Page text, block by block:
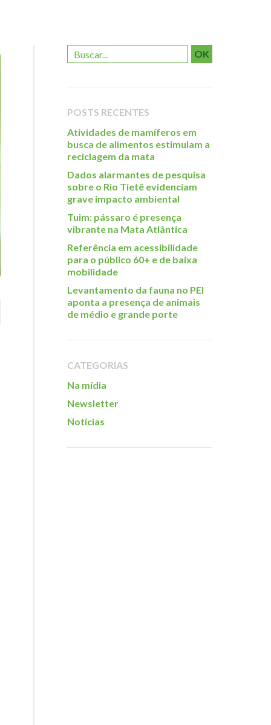
OK
POSTS RECENTES
Atividades de mamíferos em
busca de alimentos estimulam a
reciclagem da mata
Dados alarmantes de pesquisa
sobre o Rio Tietê evidenciam
grave impacto ambiental
Tuim: pássaro é presença
vibrante na Mata Atlântica
Referência em acessibilidade
para o público 60+ e de baixa
mobilidade
Levantamento da fauna no PEI
aponta a presença de animais
de médio e grande porte
CATEGORIAS
Na mídia
Newsletter
Notícias